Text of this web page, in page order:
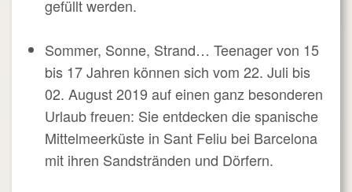
gefüllt werden.
Sommer, Sonne, Strand… Teenager von 15
bis 17 Jahren können sich vom 22. Juli bis
02. August 2019 auf einen ganz besonderen
Urlaub freuen: Sie entdecken die spanische
Mittelmeerküste in Sant Feliu bei Barcelona
mit ihren Sandstränden und Dörfern.